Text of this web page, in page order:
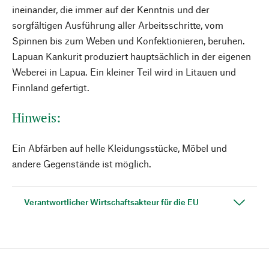
ineinander, die immer auf der Kenntnis und der
sorgfältigen Ausführung aller Arbeitsschritte, vom
Spinnen bis zum Weben und Konfektionieren, beruhen.
Lapuan Kankurit produziert hauptsächlich in der eigenen
Weberei in Lapua. Ein kleiner Teil wird in Litauen und
Finnland gefertigt.
Hinweis:
Ein Abfärben auf helle Kleidungsstücke, Möbel und
andere Gegenstände ist möglich.
Verantwortlicher Wirtschaftsakteur für die EU